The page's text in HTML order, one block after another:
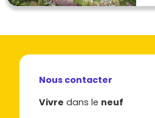
Nous contacter
Vivre dans le neuf